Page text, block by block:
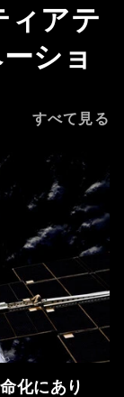
ィアテ
ショ
すべて見る
化にあり